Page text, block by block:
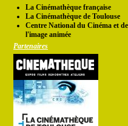
La Cinémathèque française
La Cinémathèque de Toulouse
Centre National du Cinéma et de
l'image animée
Partenaires